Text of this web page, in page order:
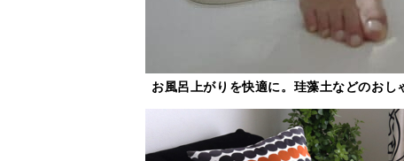
お風呂上がりを快適に。珪藻土などのおし